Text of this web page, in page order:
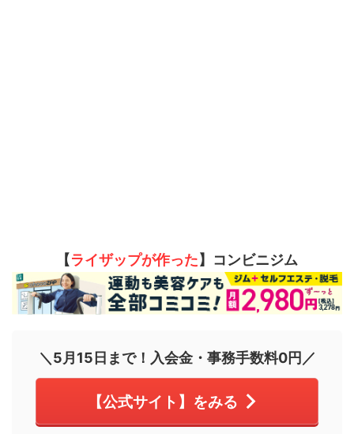
【ライザップが作った】コンビニジム
＼5月15日まで！入会金・事務手数料0円／
【公式サイト】をみる